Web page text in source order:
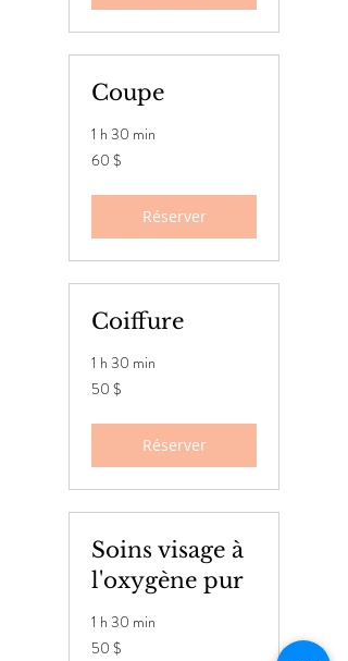
Coupe
1 h 30 min
60 dollars
canadiens
60 $
Réserver
Coiffure
1 h 30 min
50 dollars
canadiens
50 $
Réserver
Soins visage à
l'oxygène pur
1 h 30 min
50 dollars
canadiens
50 $